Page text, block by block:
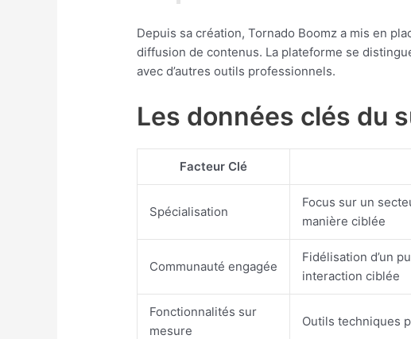
Depuis sa création, Tornado Boomz a mis en
diffusion de contenus. La plateforme se
avec d’autres outils professionnels.
Les données clés du
Facteur Clé
Spécialisation
Focus sur un
manière ciblée
Communauté engagée
Fidélisation d’un
interaction ciblée
Fonctionnalités sur
mesure
Outils techniques